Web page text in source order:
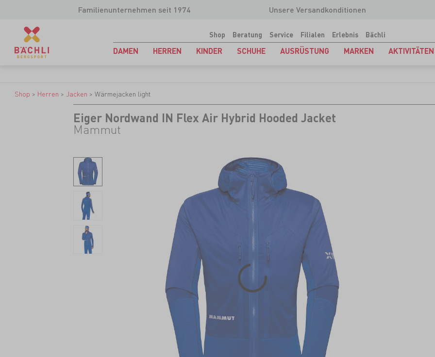
Familienunternehmen seit 1974 Unsere Versandkonditionen
Shop Beratung Service Filialen Erlebnis Bächli
DAMEN HERREN KINDER SCHUHE AUSRÜSTUNG MARKEN AKTIVITÄTEN
Shop > Herren > Jacken > Wärmejacken light
Eiger Nordwand IN Flex Air Hybrid Hooded Jacket
Mammut